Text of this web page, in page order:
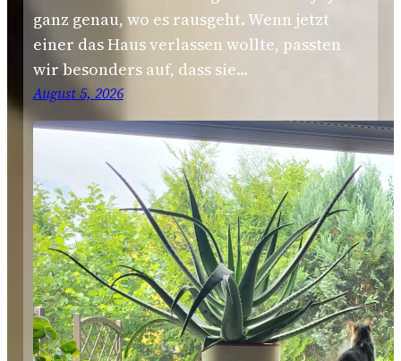
ganz genau, wo es rausgeht. Wenn jetzt
einer das Haus verlassen wollte, passten
wir besonders auf, dass sie…
August 5, 2026